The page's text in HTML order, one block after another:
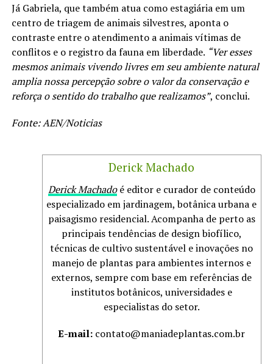
Já Gabriela, que também atua como estagiária em um
centro de triagem de animais silvestres, aponta o
contraste entre o atendimento a animais vítimas de
conflitos e o registro da fauna em liberdade. “Ver esses
mesmos animais vivendo livres em seu ambiente natural
amplia nossa percepção sobre o valor da conservação e
reforça o sentido do trabalho que realizamos”, conclui.
Fonte: AEN/Noticias
Derick Machado
Derick Machadoé editor e curador de conteúdo
especializado em jardinagem, botânica urbana e
paisagismo residencial. Acompanha de perto as
principais tendências de design biofílico,
técnicas de cultivo sustentável e inovações no
manejo de plantas para ambientes internos e
externos, sempre com base em referências de
institutos botânicos, universidades e
especialistas do setor.
E-mail: contato@maniadeplantas.com.br